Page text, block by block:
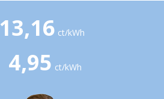
13,16 ct/kWh
4,95 ct/kWh